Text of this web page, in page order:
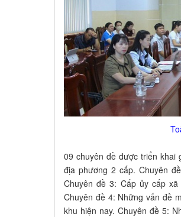
09 chuyên đề được triển khai
địa phương 2 cấp. Chuyên
Chuyên đề 3: Cấp ủy cấp
Chuyên đề 4: Những vấn đề
khu hiện nay. Chuyên đề 5: